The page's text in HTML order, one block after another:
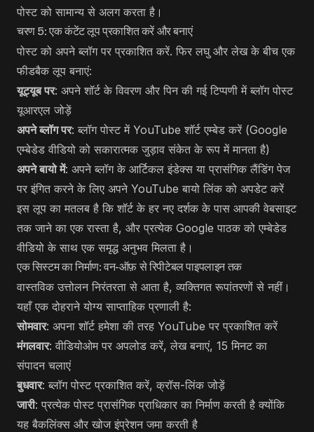
पोस्ट को सामान्य से अलग करता है।
चरण 5: एक कंटेंट लूप प्रकाशित करें और बनाएं
पोस्ट को अपने ब्लॉग पर प्रकाशित करें. फिर लघु और लेख के बीच एक
फीडबैक लूप बनाएं:
यूट्यूब पर: अपने शॉर्ट के विवरण और पिन की गई टिप्पणी में ब्लॉग पोस्ट
यूआरएल जोड़ें
अपने ब्लॉग पर: ब्लॉग पोस्ट में YouTube शॉर्ट एम्बेड करें (Google
एम्बेडेड वीडियो को सकारात्मक जुड़ाव संकेत के रूप में मानता है)
अपने बायो में: अपने ब्लॉग के आर्टिकल इंडेक्स या प्रासंगिक लैंडिंग पेज
पर इंगित करने के लिए अपने YouTube बायो लिंक को अपडेट करें
इस लूप का मतलब है कि शॉर्ट के हर नए दर्शक के पास आपकी वेबसाइट
तक जाने का एक रास्ता है, और प्रत्येक Google पाठक को एम्बेडेड
वीडियो के साथ एक समृद्ध अनुभव मिलता है।
एक सिस्टम का निर्माण: वन-ऑफ़ से रिपीटेबल पाइपलाइन तक
वास्तविक उत्तोलन निरंतरता से आता है, व्यक्तिगत रूपांतरणों से नहीं।
यहाँ एक दोहराने योग्य साप्ताहिक प्रणाली है:
सोमवार: अपना शॉर्ट हमेशा की तरह YouTube पर प्रकाशित करें
मंगलवार: वीडियोओम पर अपलोड करें, लेख बनाएं, 15 मिनट का
संपादन चलाएं
बुधवार: ब्लॉग पोस्ट प्रकाशित करें, क्रॉस-लिंक जोड़ें
जारी: प्रत्येक पोस्ट प्रासंगिक प्राधिकार का निर्माण करती है क्योंकि
यह बैकलिंक्स और खोज इंप्रेशन जमा करती है